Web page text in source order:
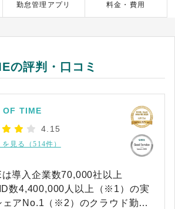
イド 情報掲載をご希望の方へ
勤怠管理アプリ 料金・費用
の評判・口コミ
OF TIME
4.15
を見る（514件）
導入企業数70,000社以上
数4,400,000人以上（※1）の実
ェアNo.1（※2）のクラウド勤怠